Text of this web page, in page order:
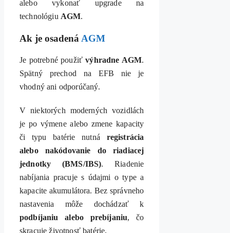
alebo vykonať upgrade na
technológiu AGM.
Ak je osadená AGM
Je potrebné použiťvýhradne AGM.
Spätný prechod na EFB nie je
vhodný ani odporúčaný.
V niektorých moderných vozidlách
je po výmene alebo zmene kapacity
či typu batérie nutná registrácia
alebo nakódovanie do riadiacej
jednotky (BMS/IBS). Riadenie
nabíjania pracuje s údajmi o type a
kapacite akumulátora. Bez správneho
nastavenia môže dochádzať k
podbíjaniu alebo prebíjaniu, čo
skracuje životnosť batérie.